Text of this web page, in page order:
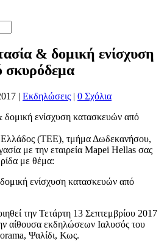
& δομική ενίσχυση
σκυρόδεμα
| Εκδηλώσεις | 0 Σχόλια
Ελλάδoς (ΤΕΕ), τμήμα Δωδεκανήσου,
με την εταιρεία Mapei Hellas σας
με θέμα:
ενίσχυση κατασκευών από
την Τετάρτη 13 Σεπτεμβρίου 2017
αίθουσα εκδηλώσεων Ιαλυσός του
Ψαλίδι, Κως.